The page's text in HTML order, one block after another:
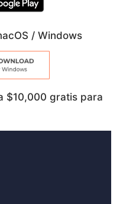
/ Windows
$10,000 gratis para